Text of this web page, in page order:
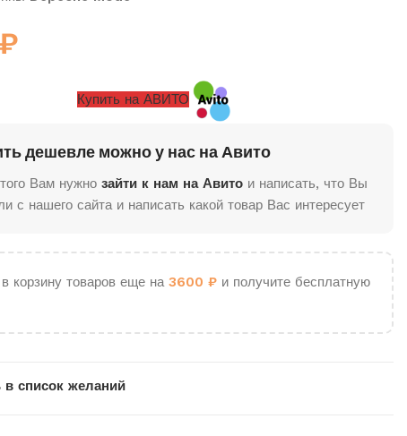
₽
Купить на АВИТО
дешевле можно у нас на Авито
Вам нужно зайти к нам на Авитои написать, что Вы
с нашего сайта и написать какой товар Вас интересует
корзину товаров еще на 3600 ₽и получите бесплатную
в список желаний